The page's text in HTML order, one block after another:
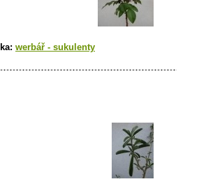
werbář - sukulenty